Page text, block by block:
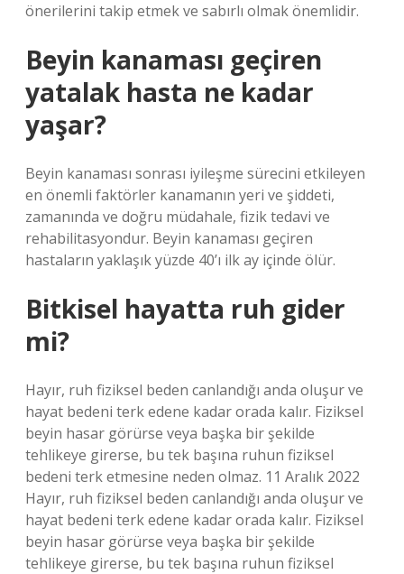
önerilerini takip etmek ve sabırlı olmak önemlidir.
Beyin kanaması geçiren
yatalak hasta ne kadar
yaşar?
Beyin kanaması sonrası iyileşme sürecini etkileyen
en önemli faktörler kanamanın yeri ve şiddeti,
zamanında ve doğru müdahale, fizik tedavi ve
rehabilitasyondur. Beyin kanaması geçiren
hastaların yaklaşık yüzde 40’ı ilk ay içinde ölür.
Bitkisel hayatta ruh gider
mi?
Hayır, ruh fiziksel beden canlandığı anda oluşur ve
hayat bedeni terk edene kadar orada kalır. Fiziksel
beyin hasar görürse veya başka bir şekilde
tehlikeye girerse, bu tek başına ruhun fiziksel
bedeni terk etmesine neden olmaz. 11 Aralık 2022
Hayır, ruh fiziksel beden canlandığı anda oluşur ve
hayat bedeni terk edene kadar orada kalır. Fiziksel
beyin hasar görürse veya başka bir şekilde
tehlikeye girerse, bu tek başına ruhun fiziksel